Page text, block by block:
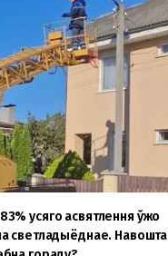
усяго асвятлення ўжо
светладыёднае. Навошта